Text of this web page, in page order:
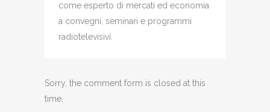
come esperto di mercati ed economia
a convegni, seminari e programmi
radiotelevisivi.
Sorry, the comment form is closed at this
time.